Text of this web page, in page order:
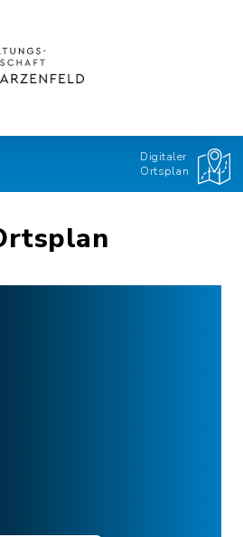
Digitaler
Ortsplan